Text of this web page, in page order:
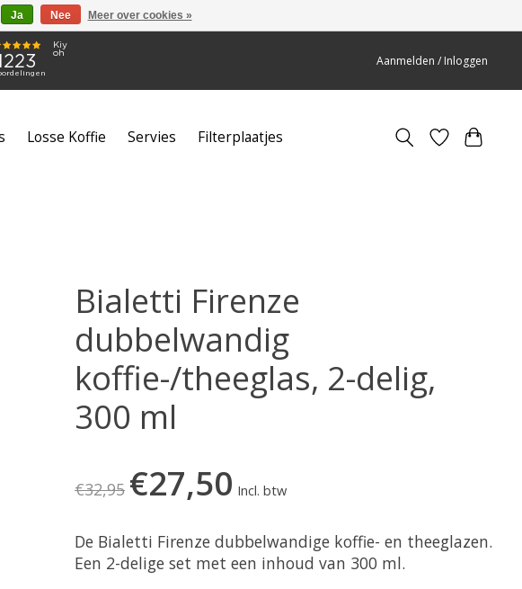
Aanmelden / Inloggen
Losse Koffie Servies Filterplaatjes
Bialetti Firenze
dubbelwandig
koffie-/theeglas, 2-delig,
300 ml
€32,95 €27,50 Incl. btw
De Bialetti Firenze dubbelwandige koffie- en theeglazen.
Een 2-delige set met een inhoud van 300 ml.
Ja Nee Meer over cookies »